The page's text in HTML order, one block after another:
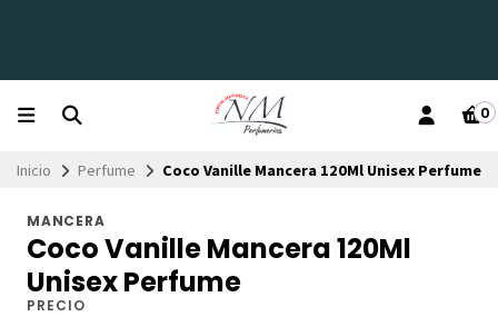
0
Inicio Perfume Coco Vanille Mancera 120Ml Unisex Perfume
MANCERA
Coco Vanille Mancera 120Ml
Unisex Perfume
PRECIO